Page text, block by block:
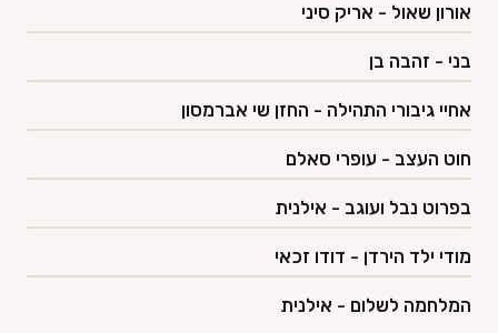
גלריות
צרו קשר
⚲
English
אורון שאול - אריק סיני
בני - זהבה בן
אחיי גיבורי התהילה - החזן שי אברמסון
חוט העצב - עופרי סאלם
בפרוט נבל ועוגב - אילנית
מודי ילד הירדן - דודו זכאי
המלחמה לשלום - אילנית